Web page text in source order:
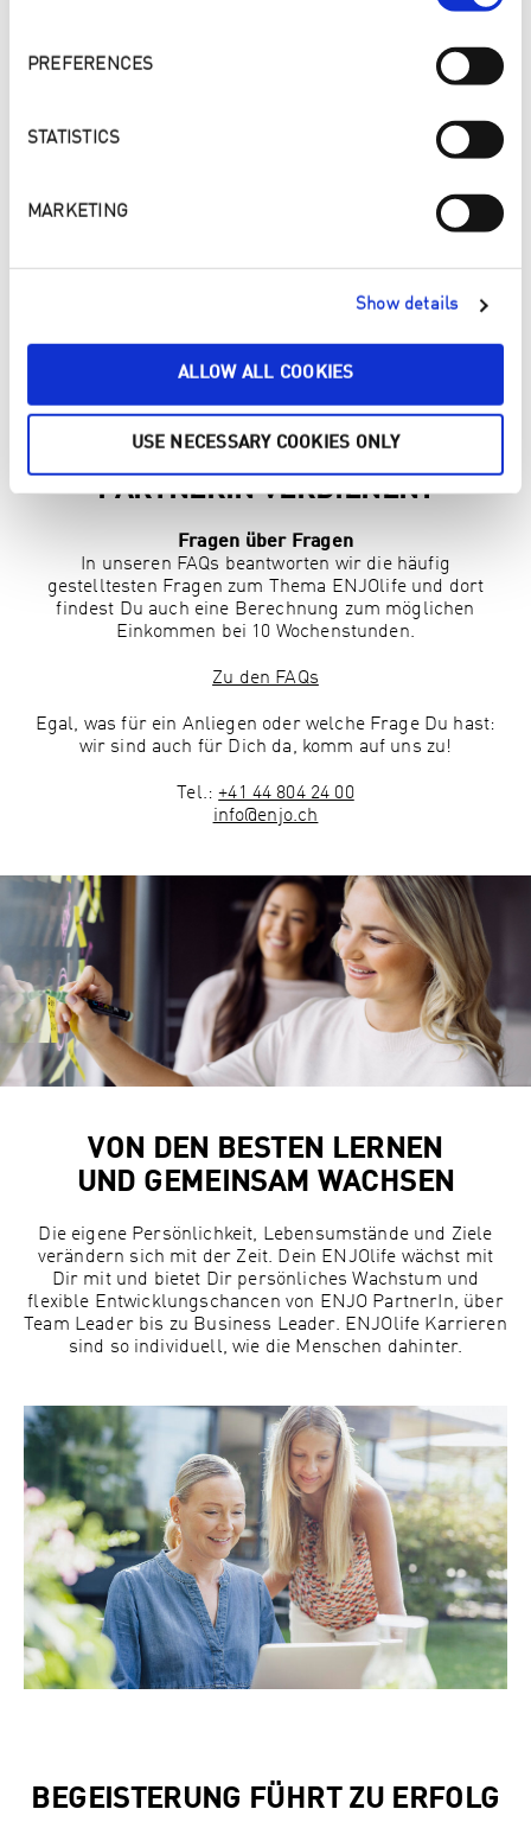
PREFERENCES
STATISTICS
MARKETING
Show details
ALLOW ALL COOKIES
USE NECESSARY COOKIES ONLY
WAS KANNST DU ALS ENJO
PARTNERIN VERDIENEN?
Fragen über Fragen
In unseren FAQs beantworten wir die häufig
gestelltesten Fragen zum Thema ENJOlife und dort
findest Du auch eine Berechnung zum möglichen
Einkommen bei 10 Wochenstunden.
Zu den FAQs
Egal, was für ein Anliegen oder welche Frage Du hast:
wir sind auch für Dich da, komm auf uns zu!
Tel.:+41 44 804 24 00
info@enjo.ch
VON DEN BESTEN LERNEN
UND GEMEINSAM WACHSEN
Die eigene Persönlichkeit, Lebensumstände und Ziele
verändern sich mit der Zeit. Dein ENJOlife wächst mit
Dir mit und bietet Dir persönliches Wachstum und
flexible Entwicklungschancen von ENJO PartnerIn, über
Team Leader bis zu Business Leader. ENJOlife Karrieren
sind so individuell, wie die Menschen dahinter.
BEGEISTERUNG FÜHRT ZU ERFOLG